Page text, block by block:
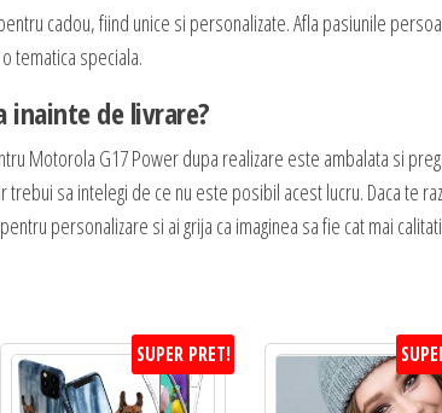
cadou, fiind unice si personalizate. Afla pasiunile
tematica speciala.
inainte de livrare?
Motorola G17 Power dupa realizare este ambalata si
sa intelegi de ce nu este posibil acest lucru. Daca te
personalizare si ai grija ca imaginea sa fie cat mai
SUPER PRET!